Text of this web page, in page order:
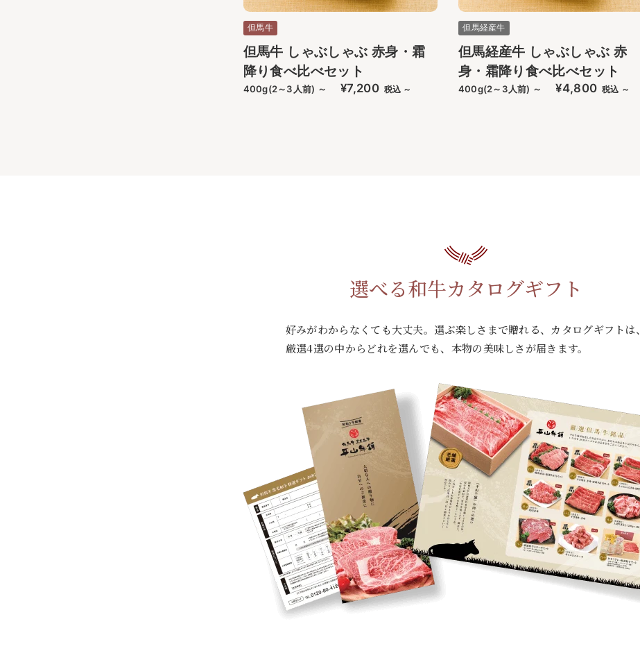
但馬牛
但馬牛 しゃぶしゃぶ 赤身・霜
降り食べ比べセット
400g(2～3人前) ～ ¥7,200 税込 ～
但馬経産牛
但馬経産牛 しゃぶしゃぶ 赤
身・霜降り食べ比べセット
400g(2～3人前) ～ ¥4,800 税込 ～
選べる和牛カタログギフト
好みがわからなくても大丈夫。選ぶ楽しさまで贈れる、カタログギフトは、
厳選4選の中からどれを選んでも、本物の美味しさが届きます。